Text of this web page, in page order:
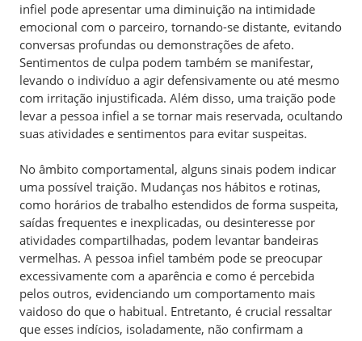
infiel pode apresentar uma diminuição na intimidade
emocional com o parceiro, tornando-se distante, evitando
conversas profundas ou demonstrações de afeto.
Sentimentos de culpa podem também se manifestar,
levando o indivíduo a agir defensivamente ou até mesmo
com irritação injustificada. Além disso, uma traição pode
levar a pessoa infiel a se tornar mais reservada, ocultando
suas atividades e sentimentos para evitar suspeitas.
No âmbito comportamental, alguns sinais podem indicar
uma possível traição. Mudanças nos hábitos e rotinas,
como horários de trabalho estendidos de forma suspeita,
saídas frequentes e inexplicadas, ou desinteresse por
atividades compartilhadas, podem levantar bandeiras
vermelhas. A pessoa infiel também pode se preocupar
excessivamente com a aparência e como é percebida
pelos outros, evidenciando um comportamento mais
vaidoso do que o habitual. Entretanto, é crucial ressaltar
que esses indícios, isoladamente, não confirmam a